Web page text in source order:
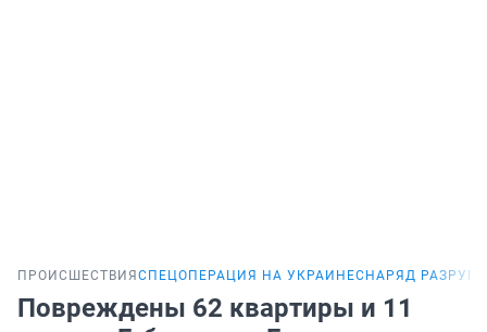
ПРОИСШЕСТВИЯ СПЕЦОПЕРАЦИЯ НА УКРАИНЕСНАРЯД
Повреждены 62 квартиры и 11